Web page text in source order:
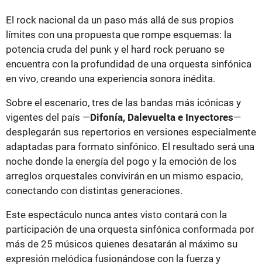
El rock nacional da un paso más allá de sus propios
límites con una propuesta que rompe esquemas: la
potencia cruda del punk y el hard rock peruano se
encuentra con la profundidad de una orquesta sinfónica
en vivo, creando una experiencia sonora inédita.
Sobre el escenario, tres de las bandas más icónicas y
vigentes del país —Difonía, Dalevuelta e Inyectores—
desplegarán sus repertorios en versiones especialmente
adaptadas para formato sinfónico. El resultado será una
noche donde la energía del pogo y la emoción de los
arreglos orquestales convivirán en un mismo espacio,
conectando con distintas generaciones.
Este espectáculo nunca antes visto contará con la
participación de una orquesta sinfónica conformada por
más de 25 músicos quienes desatarán al máximo su
expresión melódica fusionándose con la fuerza y